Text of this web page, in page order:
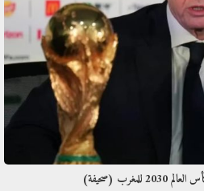
(صحيفة)